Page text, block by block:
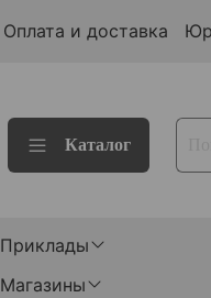
Оплата и доставка
Каталог
Приклады
Магазины